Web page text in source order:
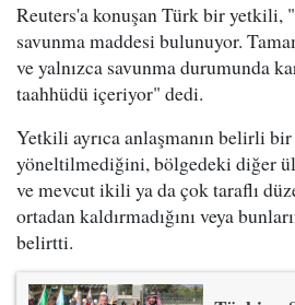
Reuters'a konuşan Türk bir yetkili,
savunma maddesi bulunuyor.
ve yalnızca savunma durumunda
taahhüdü içeriyor" dedi.
Yetkili ayrıca anlaşmanın belirli bir
yöneltilmediğini, bölgedeki diğer
ve mevcut ikili ya da çok taraflı
ortadan kaldırmadığını veya
belirtti.